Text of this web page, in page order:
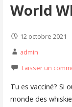
World
12 octobre 2021
admin
Laisser un
Tu es vacciné? Si
monde des